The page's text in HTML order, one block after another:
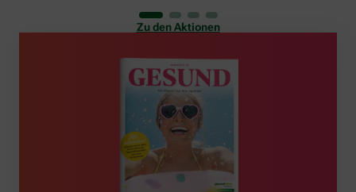
Zu den Aktionen